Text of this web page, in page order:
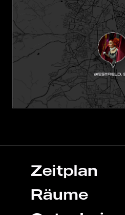
Zeitplan
Räume